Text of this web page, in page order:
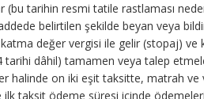
tarihin resmi tatile rastlaması
belirtilen şekilde beyan veya
değer vergisi ile gelir (stopaj) ve
tarihi dâhil) tamamen veya talep
halinde on iki eşit taksitte, matrah ve
ilk taksit ödeme süresi içinde